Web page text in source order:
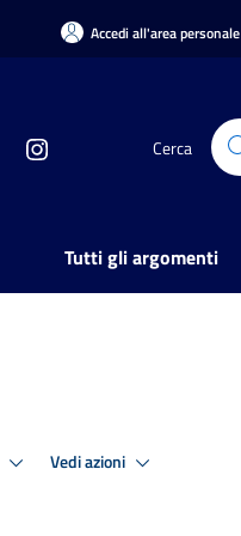
Accedi all'area personale
Cerca
Tutti gli argomenti
Vedi azioni